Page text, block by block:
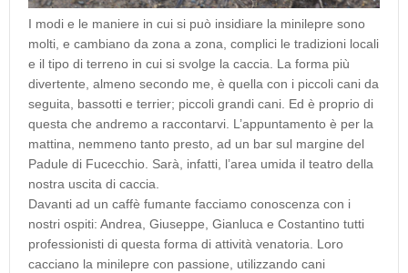
I modi e le maniere in cui si può insidiare la minilepre sono
molti, e cambiano da zona a zona, complici le tradizioni locali
e il tipo di terreno in cui si svolge la caccia. La forma più
divertente, almeno secondo me, è quella con i piccoli cani da
seguita, bassotti e terrier; piccoli grandi cani. Ed è proprio di
questa che andremo a raccontarvi. L’appuntamento è per la
mattina, nemmeno tanto presto, ad un bar sul margine del
Padule di Fucecchio. Sarà, infatti, l’area umida il teatro della
nostra uscita di caccia.
Davanti ad un caffè fumante facciamo conoscenza con i
nostri ospiti: Andrea, Giuseppe, Gianluca e Costantino tutti
professionisti di questa forma di attività venatoria. Loro
cacciano la minilepre con passione, utilizzando cani